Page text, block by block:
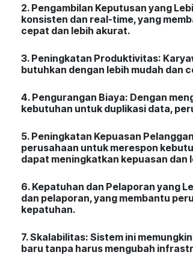
2. Pengambilan Keputusan yang
konsisten dan real-time, yang
cepat dan lebih akurat.
3. Peningkatan Produktivitas:
butuhkan dengan lebih mudah dan
4. Pengurangan Biaya: Dengan
kebutuhan untuk duplikasi data,
5. Peningkatan Kepuasan
perusahaan untuk merespon
dapat meningkatkan kepuasan dan
6. Kepatuhan dan Pelaporan yang
dan pelaporan, yang membantu
kepatuhan.
7. Skalabilitas: Sistem ini
baru tanpa harus mengubah